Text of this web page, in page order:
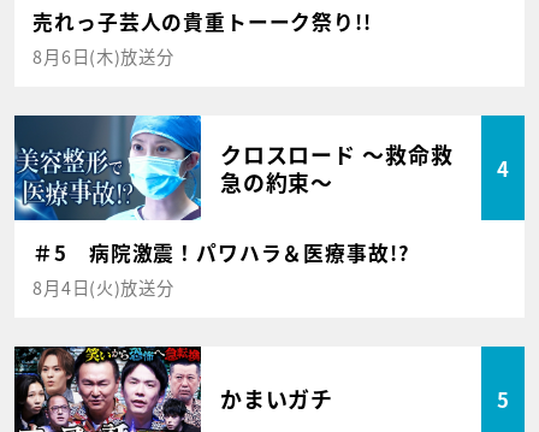
売れっ子芸人の貴重トーーク祭り!!
8月6日(木)放送分
クロスロード ～救命救
急の約束～
4
＃5 病院激震！パワハラ＆医療事故!?
8月4日(火)放送分
かまいガチ 5